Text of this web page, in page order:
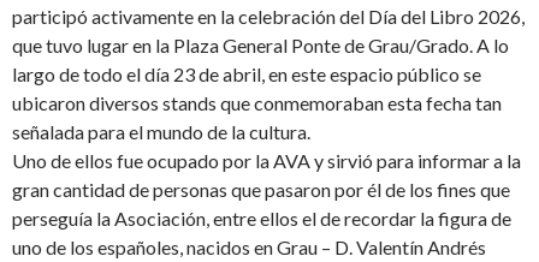
participó activamente en la celebración del Día del Libro 2026,
que tuvo lugar en la Plaza General Ponte de Grau/Grado. A lo
largo de todo el día 23 de abril, en este espacio público se
ubicaron diversos stands que conmemoraban esta fecha tan
señalada para el mundo de la cultura.
Uno de ellos fue ocupado por la AVA y sirvió para informar a la
gran cantidad de personas que pasaron por él de los fines que
perseguía la Asociación, entre ellos el de recordar la figura de
uno de los españoles, nacidos en Grau – D. Valentín Andrés